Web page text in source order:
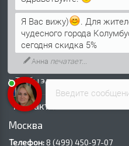
Трубы ВГП
Трубы ВГП оцинкованные
Трубы электросварные
Трубы электросварные
Трубы электросварные
Трубы электросварные
Контакты
Москва
Телефон:8 (499) 450‑97-07
Введите
Я Вас вижу)
. Для
чудесного города
сегодня скидка 5%
Анна печатает...